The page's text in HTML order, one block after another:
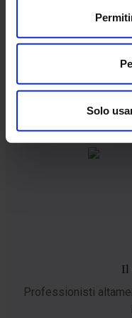
Solo
25
Aiutiamo migliaia di
Il
Professionisti